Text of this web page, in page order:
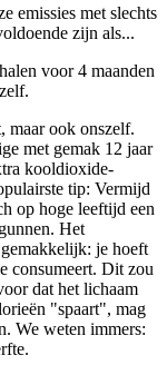
emissies met slechts
zijn als...
voor 4 maanden
maar ook onszelf.
met gemak 12 jaar
kooldioxide-
tip: Vermijd
op hoge leeftijd een
Het
je hoeft
consumeert. Dit zou
dat het lichaam
"spaart", mag
We weten immers: